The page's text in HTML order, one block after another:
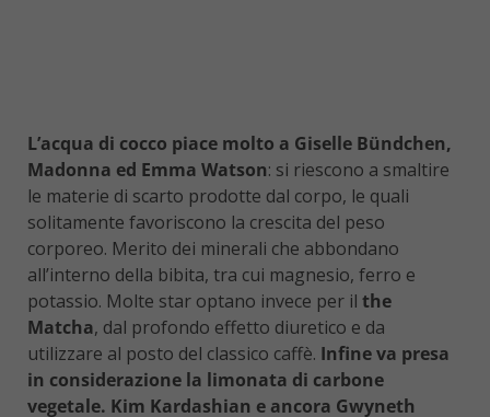
L’acqua di cocco piace molto a Giselle Bündchen,
Madonna ed Emma Watson: si riescono a smaltire
le materie di scarto prodotte dal corpo, le quali
solitamente favoriscono la crescita del peso
corporeo. Merito dei minerali che abbondano
all’interno della bibita, tra cui magnesio, ferro e
potassio. Molte star optano invece per il the
Matcha, dal profondo effetto diuretico e da
utilizzare al posto del classico caffè. Infine va presa
in considerazione la limonata di carbone
vegetale. Kim Kardashian e ancora Gwyneth